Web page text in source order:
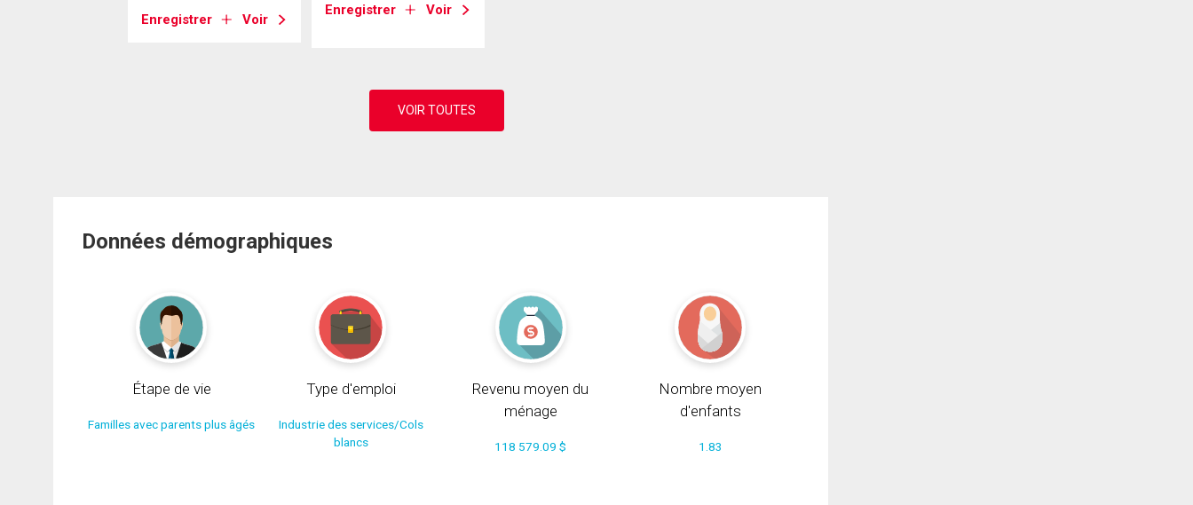
Enregistrer Voir
Enregistrer Voir
Données démographiques
Étape de vie
Familles avec parents plus âgés
Type d'emploi
Industrie des services/Cols
blancs
Revenu moyen du
ménage
118 579.09 $
Nombre moyen
d'enfants
1.83